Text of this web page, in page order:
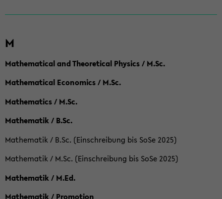
M
Mathematical and Theoretical Physics / M.Sc.
Mathematical Economics / M.Sc.
Mathematics / M.Sc.
Mathematik / B.Sc.
Mathematik / B.Sc. (Einschreibung bis SoSe 2025)
Mathematik / M.Sc. (Einschreibung bis SoSe 2025)
Mathematik / M.Ed.
Mathematik / Promotion